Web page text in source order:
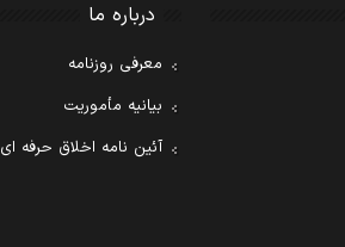
درباره ما
معرفی روزنامه
بیانیه مأموریت
آئین نامه اخلاق حرفه ای